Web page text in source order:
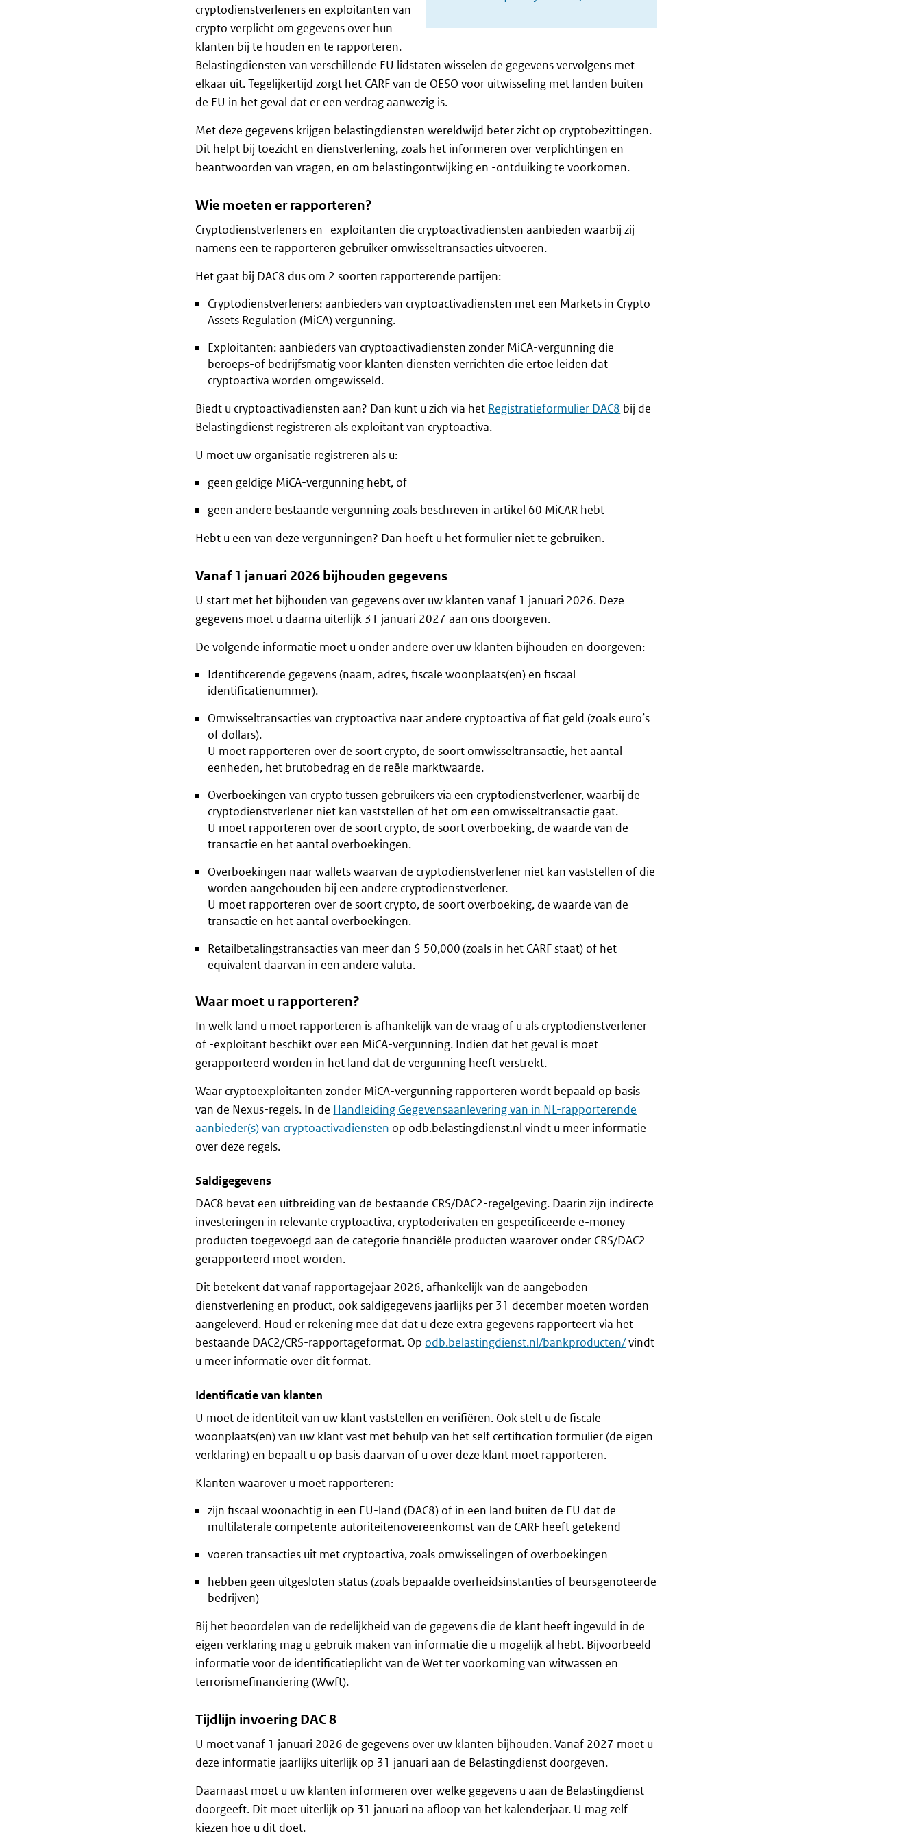
cryptodienstverleners en exploitanten van
crypto verplicht om gegevens over hun
klanten bij te houden en te rapporteren.
Belastingdiensten van verschillende EU lidstaten wisselen de gegevens vervolgens met
elkaar uit. Tegelijkertijd zorgt het CARF van de OESO voor uitwisseling met landen buiten
de EU in het geval dat er een verdrag aanwezig is.
Met deze gegevens krijgen belastingdiensten wereldwijd beter zicht op cryptobezittingen.
Dit helpt bij toezicht en dienstverlening, zoals het informeren over verplichtingen en
beantwoorden van vragen, en om belastingontwijking en -ontduiking te voorkomen.
Wie moeten er rapporteren?
Cryptodienstverleners en -exploitanten die cryptoactivadiensten aanbieden waarbij zij
namens een te rapporteren gebruiker omwisseltransacties uitvoeren.
Het gaat bij DAC8 dus om 2 soorten rapporterende partijen:
Cryptodienstverleners: aanbieders van cryptoactivadiensten met een Markets in Crypto-
Assets Regulation (MiCA) vergunning.
Exploitanten: aanbieders van cryptoactivadiensten zonder MiCA-vergunning die
beroeps-of bedrijfsmatig voor klanten diensten verrichten die ertoe leiden dat
cryptoactiva worden omgewisseld.
Biedt u cryptoactivadiensten aan? Dan kunt u zich via het Registratieformulier DAC8 bij de
Belastingdienst registreren als exploitant van cryptoactiva.
U moet uw organisatie registreren als u:
geen geldige MiCA-vergunning hebt, of
geen andere bestaande vergunning zoals beschreven in artikel 60 MiCAR hebt
Hebt u een van deze vergunningen? Dan hoeft u het formulier niet te gebruiken.
Vanaf 1 januari 2026 bijhouden gegevens
U start met het bijhouden van gegevens over uw klanten vanaf 1 januari 2026. Deze
gegevens moet u daarna uiterlijk 31 januari 2027 aan ons doorgeven.
De volgende informatie moet u onder andere over uw klanten bijhouden en doorgeven:
Identificerende gegevens (naam, adres, fiscale woonplaats(en) en fiscaal
identificatienummer).
Omwisseltransacties van cryptoactiva naar andere cryptoactiva of fiat geld (zoals euro’s
of dollars).
U moet rapporteren over de soort crypto, de soort omwisseltransactie, het aantal
eenheden, het brutobedrag en de reële marktwaarde.
Overboekingen van crypto tussen gebruikers via een cryptodienstverlener, waarbij de
cryptodienstverlener niet kan vaststellen of het om een omwisseltransactie gaat.
U moet rapporteren over de soort crypto, de soort overboeking, de waarde van de
transactie en het aantal overboekingen.
Overboekingen naar wallets waarvan de cryptodienstverlener niet kan vaststellen of die
worden aangehouden bij een andere cryptodienstverlener.
U moet rapporteren over de soort crypto, de soort overboeking, de waarde van de
transactie en het aantal overboekingen.
Retailbetalingstransacties van meer dan $ 50,000 (zoals in het CARF staat) of het
equivalent daarvan in een andere valuta.
Waar moet u rapporteren?
In welk land u moet rapporteren is afhankelijk van de vraag of u als cryptodienstverlener
of -exploitant beschikt over een MiCA-vergunning. Indien dat het geval is moet
gerapporteerd worden in het land dat de vergunning heeft verstrekt.
Waar cryptoexploitanten zonder MiCA-vergunning rapporteren wordt bepaald op basis
van de Nexus-regels. In de Handleiding Gegevensaanlevering van in NL-rapporterende
aanbieder(s) van cryptoactivadiensten op odb.belastingdienst.nl vindt u meer informatie
over deze regels.
Saldigegevens
DAC8 bevat een uitbreiding van de bestaande CRS/DAC2-regelgeving. Daarin zijn indirecte
investeringen in relevante cryptoactiva, cryptoderivaten en gespecificeerde e-money
producten toegevoegd aan de categorie financiële producten waarover onder CRS/DAC2
gerapporteerd moet worden.
Dit betekent dat vanaf rapportagejaar 2026, afhankelijk van de aangeboden
dienstverlening en product, ook saldigegevens jaarlijks per 31 december moeten worden
aangeleverd. Houd er rekening mee dat dat u deze extra gegevens rapporteert via het
bestaande DAC2/CRS-rapportageformat. Op odb.belastingdienst.nl/bankproducten/vindt
u meer informatie over dit format.
Identificatie van klanten
U moet de identiteit van uw klant vaststellen en verifiëren. Ook stelt u de fiscale
woonplaats(en) van uw klant vast met behulp van het self certification formulier (de eigen
verklaring) en bepaalt u op basis daarvan of u over deze klant moet rapporteren.
Klanten waarover u moet rapporteren:
zijn fiscaal woonachtig in een EU-land (DAC8) of in een land buiten de EU dat de
multilaterale competente autoriteitenovereenkomst van de CARF heeft getekend
voeren transacties uit met cryptoactiva, zoals omwisselingen of overboekingen
hebben geen uitgesloten status (zoals bepaalde overheidsinstanties of beursgenoteerde
bedrijven)
Bij het beoordelen van de redelijkheid van de gegevens die de klant heeft ingevuld in de
eigen verklaring mag u gebruik maken van informatie die u mogelijk al hebt. Bijvoorbeeld
informatie voor de identificatieplicht van de Wet ter voorkoming van witwassen en
terrorismefinanciering (Wwft).
Tijdlijn invoering DAC 8
U moet vanaf 1 januari 2026 de gegevens over uw klanten bijhouden. Vanaf 2027 moet u
deze informatie jaarlijks uiterlijk op 31 januari aan de Belastingdienst doorgeven.
Daarnaast moet u uw klanten informeren over welke gegevens u aan de Belastingdienst
doorgeeft. Dit moet uiterlijk op 31 januari na afloop van het kalenderjaar. U mag zelf
kiezen hoe u dit doet.